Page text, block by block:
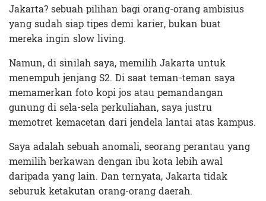
Jakarta? sebuah pilihan bagi orang-orang ambisius
yang sudah siap tipes demi karier, bukan buat
mereka ingin slow living.
Namun, di sinilah saya, memilih Jakarta untuk
menempuh jenjang S2. Di saat teman-teman saya
memamerkan foto kopi jos atau pemandangan
gunung di sela-sela perkuliahan, saya justru
memotret kemacetan dari jendela lantai atas kampus.
Saya adalah sebuah anomali, seorang perantau yang
memilih berkawan dengan ibu kota lebih awal
daripada yang lain. Dan ternyata, Jakarta tidak
seburuk ketakutan orang-orang daerah.